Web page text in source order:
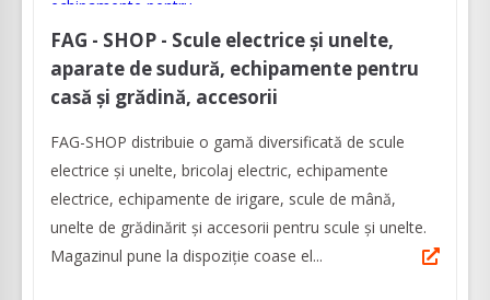
FAG - SHOP - Scule electrice și unelte,
aparate de sudură, echipamente pentru
casă și grădină, accesorii
FAG-SHOP distribuie o gamă diversificată de scule
electrice și unelte, bricolaj electric, echipamente
electrice, echipamente de irigare, scule de mână,
unelte de grădinărit și accesorii pentru scule și unelte.
Magazinul pune la dispoziție coase el...